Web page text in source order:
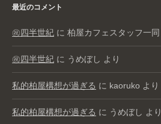
最近のコメント
㊗️四半世紀 に 柏屋カフェスタッフ一同
㊗️四半世紀 に うめぼし より
私的柏屋構想が過ぎる に kaoruko より
私的柏屋構想が過ぎる に うめぼし より